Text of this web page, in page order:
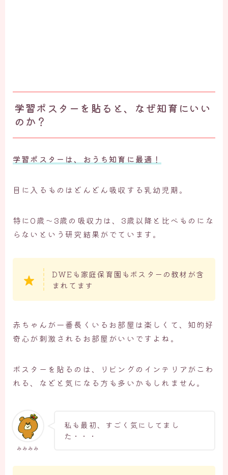
学習ポスターを貼ると、なぜ知育にいい
のか？
学習ポスターは、おうち知育に最適！
目に入るものはどんどん吸収する乳幼児期。
特に0歳～3歳の吸収力は、3歳以降と比べものにな
らないという研究結果がでています。
DWEも家庭保育園もポスターの教材が含
まれてます
赤ちゃんが一番長くいるお部屋は楽しくて、知的好
奇心が刺激されるお部屋がいいですよね。
ポスターを貼るのは、リビングのインテリアがこわ
れる、などと気になる方も多いかもしれません。
みみみみ
私も最初、すごく気にしてまし
た・・・